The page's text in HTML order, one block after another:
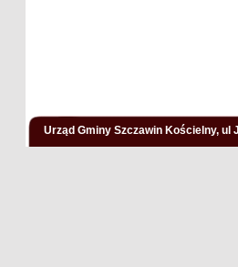
Urząd Gminy Szczawin Kościelny, ul